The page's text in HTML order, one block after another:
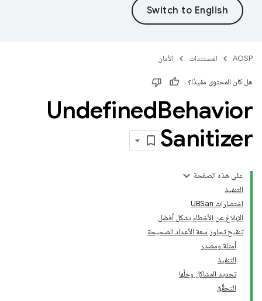
AOSP المستندات الأمان
هل كان المحتوى مفيدًا؟
UndefinedBehavior
Sanitizer
على هذه الصفحة
التنفيذ
اختصارات UBSan
الإبلاغ عن الأخطاء بشكل أفضل
تنقيح تجاوز سعة الأعداد الصحيحة
أمثلة ومصدر
التنفيذ
تحديد المشاكل وحلّها
التحقُّق